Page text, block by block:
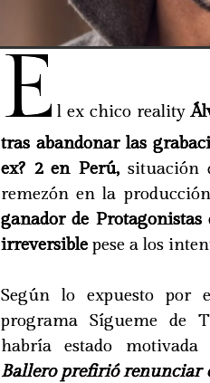
E l ex chico reality
tras abandonar las
ex? 2 en Perú,situación
remezón en la
ganador de
irreversible pese a los
Según lo expuesto por
programa Sígueme de
habría estado motivada
Ballero prefirió renunciar